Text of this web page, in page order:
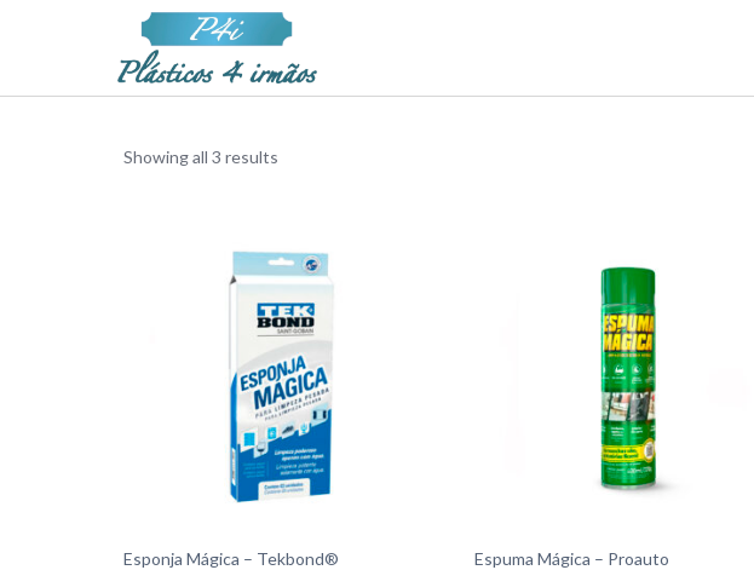
Showing all 3 results
Esponja Mágica – Tekbond® Espuma Mágica – Proauto